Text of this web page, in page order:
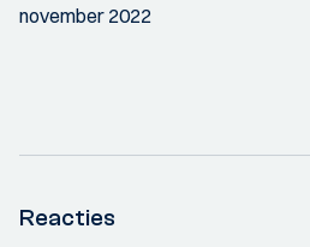
november 2022
Reacties